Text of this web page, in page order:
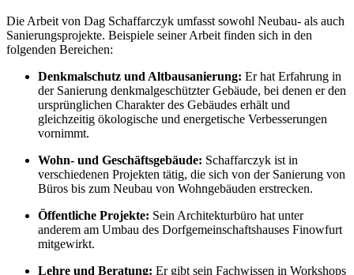
Die Arbeit von Dag Schaffarczyk umfasst sowohl Neubau- als auch
Sanierungsprojekte. Beispiele seiner Arbeit finden sich in den
folgenden Bereichen:
Denkmalschutz und Altbausanierung: Er hat Erfahrung in
der Sanierung denkmalgeschützter Gebäude, bei denen er den
ursprünglichen Charakter des Gebäudes erhält und
gleichzeitig ökologische und energetische Verbesserungen
vornimmt.
Wohn- und Geschäftsgebäude: Schaffarczyk ist in
verschiedenen Projekten tätig, die sich von der Sanierung von
Büros bis zum Neubau von Wohngebäuden erstrecken.
Öffentliche Projekte: Sein Architekturbüro hat unter
anderem am Umbau des Dorfgemeinschaftshauses Finowfurt
mitgewirkt.
Lehre und Beratung: Er gibt sein Fachwissen in Workshops